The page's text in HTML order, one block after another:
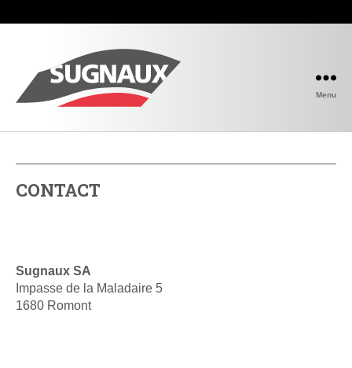
Menu
CONTACT
Sugnaux SA
Impasse de la Maladaire 5
1680 Romont